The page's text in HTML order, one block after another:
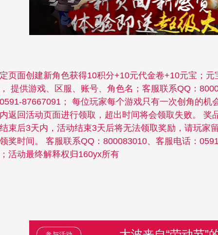
页面创建新角色获得10积分+10元代金卷+10元宝；元
提供游戏、区服、账号、角色名；客服联系QQ：
87667091； 每位玩家每个游戏只有一次创角的机
返回活动页面进行领取，超出时间将会领取失败。 奖
束后3天内，活动结束3天后将无法领取奖励，请玩家
奖时间。 客服联系QQ：800083010、客服电话：
活动最终解释权归160yx所有